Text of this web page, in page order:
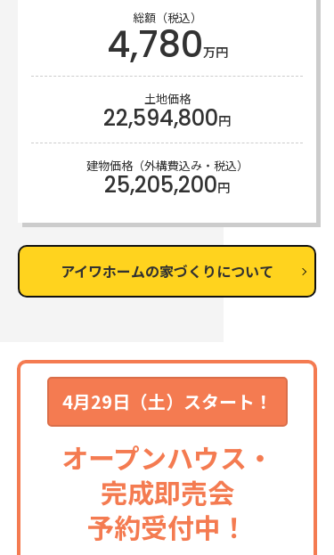
総額（税込）
4,780万円
土地価格
22,594,800円
建物価格（外構費込み・税込）
25,205,200円
アイワホームの家づくりについて
4月29日（土）スタート！
オープンハウス・
完成即売会
予約受付中！